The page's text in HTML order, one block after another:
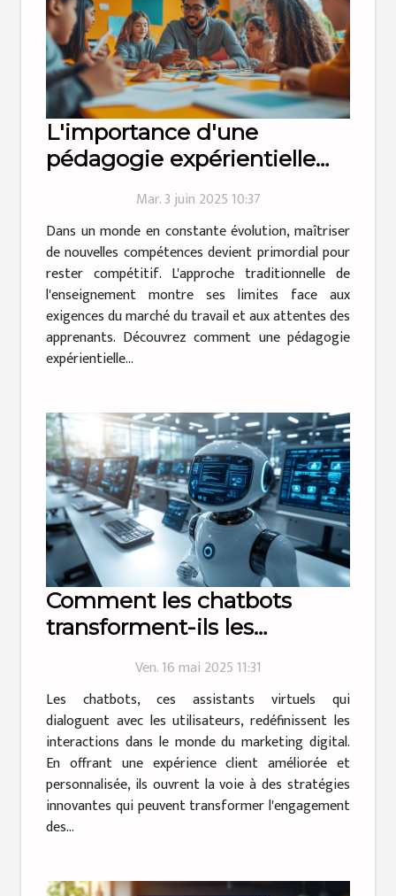
L'importance d'une
pédagogie expérientielle
compétencesMar. 3 juin 2025 10:37
Dans un monde en constante évolution, maîtriser
de nouvelles compétences devient primordial pour
rester compétitif. L'approche traditionnelle de
l'enseignement montre ses limites face aux
exigences du marché du travail et aux attentes des
apprenants. Découvrez comment une pédagogie
expérientielle...
Comment les chatbots
transforment-ils les
Ven. 16 mai 2025 11:31
Les chatbots, ces assistants virtuels qui
dialoguent avec les utilisateurs, redéfinissent les
interactions dans le monde du marketing digital.
En offrant une expérience client améliorée et
personnalisée, ils ouvrent la voie à des stratégies
innovantes qui peuvent transformer l'engagement
des...